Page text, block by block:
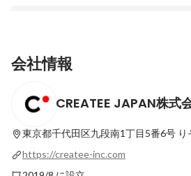
ここで活躍していいんだ、と思える環境
個の才能を引き出すCREATEEのチーム力
最新順で表示
会社情報
CREATEE JAPAN株式
東京都千代田区九段南1丁目5番6号
https://createe-inc.com